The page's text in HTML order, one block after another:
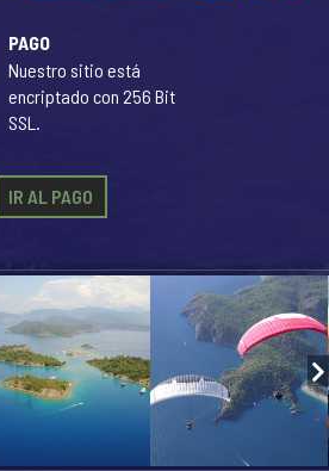
PAGO
Nuestro sitio está
encriptado con 256 Bit
SSL.
IR AL PAGO